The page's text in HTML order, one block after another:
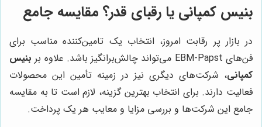
بنیس کمپانی یا رقبای قدر؟ مقایسه جامع
در بازار پر رقابت امروز، انتخاب یک تامین‌کننده مناسب برای
فن‌های EBM-Papst می‌تواند چالش‌برانگیز باشد. علاوه بر
بنیس
کمپانی، شرکت‌های دیگری نیز در زمینه تأمین این محصولات
فعالیت دارند. برای انتخاب بهترین گزینه، لازم است تا به مقایسه
جامع این شرکت‌ها و بررسی مزایا و معایب هر یک پرداخت.